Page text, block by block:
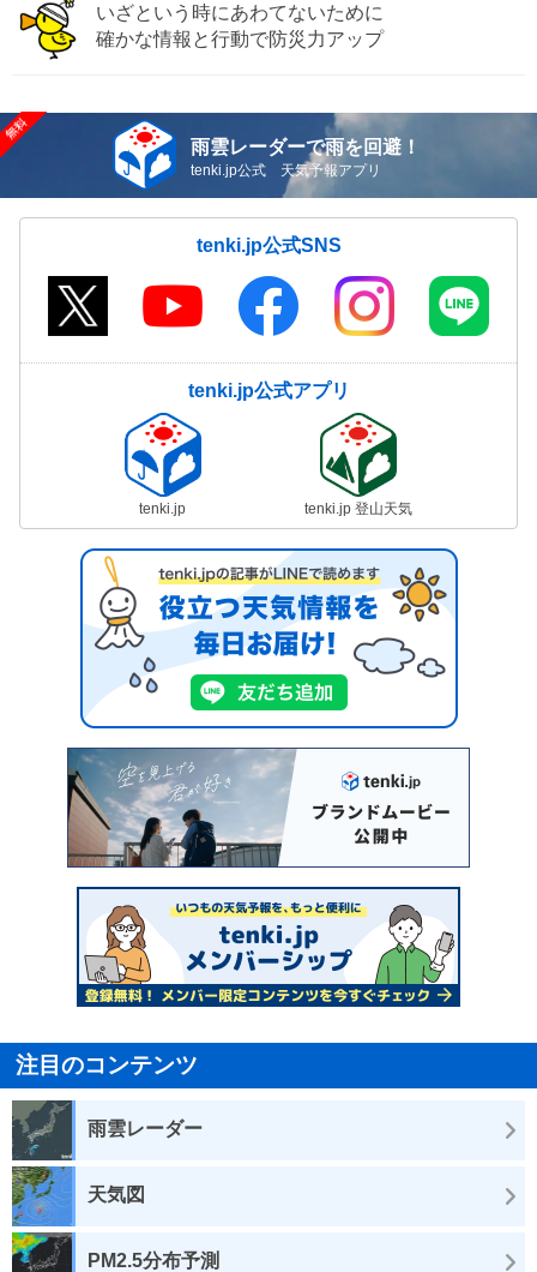
いざという時にあわてないために
確かな情報と行動で防災力アップ
雨雲レーダーで雨を回避！
tenki.jp公式 天気予報アプリ
tenki.jp公式SNS
tenki.jp公式アプリ
tenki.jp tenki.jp 登山天気
注目のコンテンツ
雨雲レーダー
天気図
PM2.5分布予測